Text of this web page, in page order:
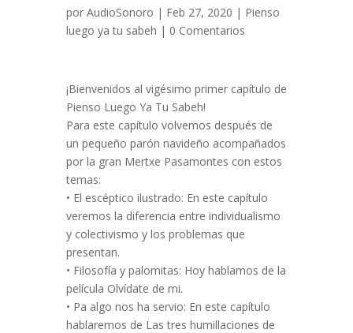
por AudioSonoro | Feb 27, 2020 | Pienso
luego ya tu sabeh | 0 Comentarios
¡Bienvenidos al vigésimo primer capítulo de
Pienso Luego Ya Tu Sabeh!
Para este capítulo volvemos después de
un pequeño parón navideño acompañados
por la gran Mertxe Pasamontes con estos
temas:
• El escéptico ilustrado: En este capítulo
veremos la diferencia entre individualismo
y colectivismo y los problemas que
presentan.
• Filosofía y palomitas: Hoy hablamos de la
película Olvídate de mi.
• Pa algo nos ha servio: En este capítulo
hablaremos de Las tres humillaciones de